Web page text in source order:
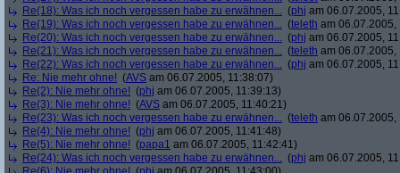
Re(18): Was ich noch vergessen habe zu erwähnen... (phj am 06.07.2005,
Re(19): Was ich noch vergessen habe zu erwähnen... (teleth am 06.07.2005,
Re(20): Was ich noch vergessen habe zu erwähnen... (phj am 06.07.2005,
Re(21): Was ich noch vergessen habe zu erwähnen... (teleth am 06.07.2005,
Re(22): Was ich noch vergessen habe zu erwähnen... (phj am 06.07.2005,
Re: Nie mehr ohne! (AVS am 06.07.2005, 11:38:07)
Re(2): Nie mehr ohne! (phj am 06.07.2005, 11:39:13)
Re(3): Nie mehr ohne! (AVS am 06.07.2005, 11:40:21)
Re(23): Was ich noch vergessen habe zu erwähnen... (teleth am 06.07.2005,
Re(4): Nie mehr ohne! (phj am 06.07.2005, 11:41:48)
Re(5): Nie mehr ohne! (papa1 am 06.07.2005, 11:42:41)
Re(24): Was ich noch vergessen habe zu erwähnen... (phj am 06.07.2005,